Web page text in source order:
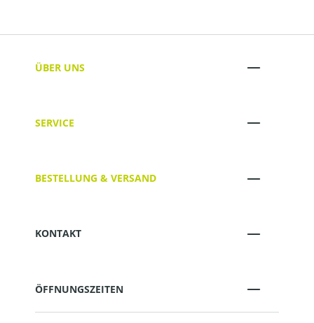
ÜBER UNS
SERVICE
BESTELLUNG & VERSAND
KONTAKT
ÖFFNUNGSZEITEN